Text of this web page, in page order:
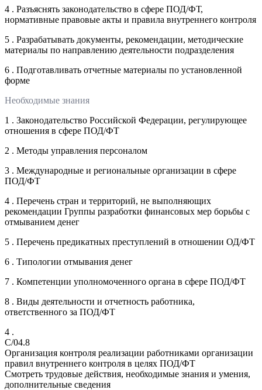
4 . Разъяснять законодательство в сфере ПОД/ФТ,
нормативные правовые акты и правила внутреннего контроля
5 . Разрабатывать документы, рекомендации, методические
материалы по направлению деятельности подразделения
6 . Подготавливать отчетные материалы по установленной
форме
Необходимые знания
1 . Законодательство Российской Федерации, регулирующее
отношения в сфере ПОД/ФТ
2 . Методы управления персоналом
3 . Международные и региональные организации в сфере
ПОД/ФТ
4 . Перечень стран и территорий, не выполняющих
рекомендации Группы разработки финансовых мер борьбы с
отмыванием денег
5 . Перечень предикатных преступлений в отношении ОД/ФТ
6 . Типологии отмывания денег
7 . Компетенции уполномоченного органа в сфере ПОД/ФТ
8 . Виды деятельности и отчетность работника,
ответственного за ПОД/ФТ
4 .
C/04.8
Организация контроля реализации работниками организации
правил внутреннего контроля в целях ПОД/ФТ
Смотреть трудовые действия, необходимые знания и умения,
дополнительные сведения